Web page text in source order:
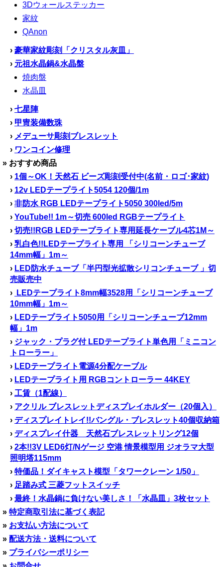
3Dウォールステッカー
家紋
QAnon
› 豪華家紋彫刻「クリスタル灰皿」
› 元祖水晶鍋&水晶盤
焼肉盤
水晶皿
› 七星陣
› 甲冑装備数珠
› メデューサ彫刻ブレスレット
› ワンコイン修理
» おすすめ商品
› 1個～OK！天然石 ビーズ彫刻受付中(名前・ロゴ･家紋)
› 12v LEDテープライト5054 120個/1m
› 非防水 RGB LEDテープライト5050 300led/5m
› YouTube!! 1m～切売 600led RGBテープライト
› 切売!!RGB LEDテープライト専用延長ケーブル4芯1M～
› 乳白色!!LEDテープライト専用 「シリコーンチューブ
14mm幅」1m～
› LED防水チューブ「半円型光拡散シリコンチューブ 」切
売販売中
›
LEDテープライト8mm幅3528用「シリコーンチューブ
10mm幅」1m～
› LEDテープライト5050用「シリコーンチューブ12mm
幅」1m
› ジャック・プラグ付 LEDテープライト単色用「ミニコン
トローラー」
› LEDテープライト電源4分配ケーブル
› LEDテープライト用 RGBコントローラー 44KEY
› 工賃（1配線）
› アクリル ブレスレットディスプレイホルダー（20個入）
› ディスプレイトレイ!!バングル・ブレスレット40個収納箱
› ディスプレイ什器 天然石ブレスレットリング12個
› 2本!!3V LED6灯/Nゲージ 空港 情景模型用 ジオラマ大型
照明塔115mm
› 特価品！ダイキャスト模型「タワークレーン 1/50」
› 足踏み式 三菱フットスイッチ
› 最終！水晶鍋に負けない美しさ！「水晶皿」3枚セット
» 特定商取引法に基づく表記
» お支払い方法について
» 配送方法・送料について
» プライバシーポリシー